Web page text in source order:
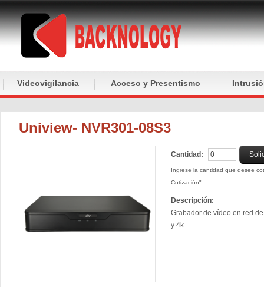
Videovigilancia Acceso y Presentismo
Uniview- NVR301-08S3
Cantidad:
Ingrese la cantidad que desee
Cotización"
Descripción:
Grabador de vídeo en red
y 4k